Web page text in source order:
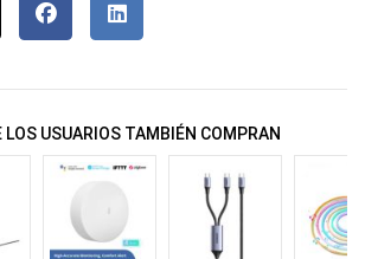
LOS USUARIOS TAMBIÉN COMPRAN